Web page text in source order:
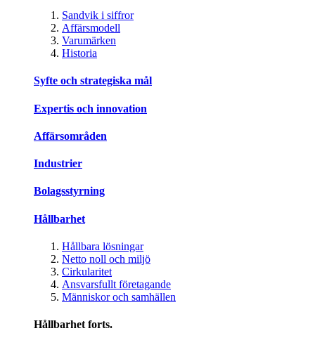
Sandvik i siffror
Affärsmodell
Varumärken
Historia
Syfte och strategiska mål
Expertis och innovation
Affärsområden
Industrier
Bolagsstyrning
Hållbarhet
Hållbara lösningar
Netto noll och miljö
Cirkularitet
Ansvarsfullt företagande
Människor och samhällen
Hållbarhet forts.